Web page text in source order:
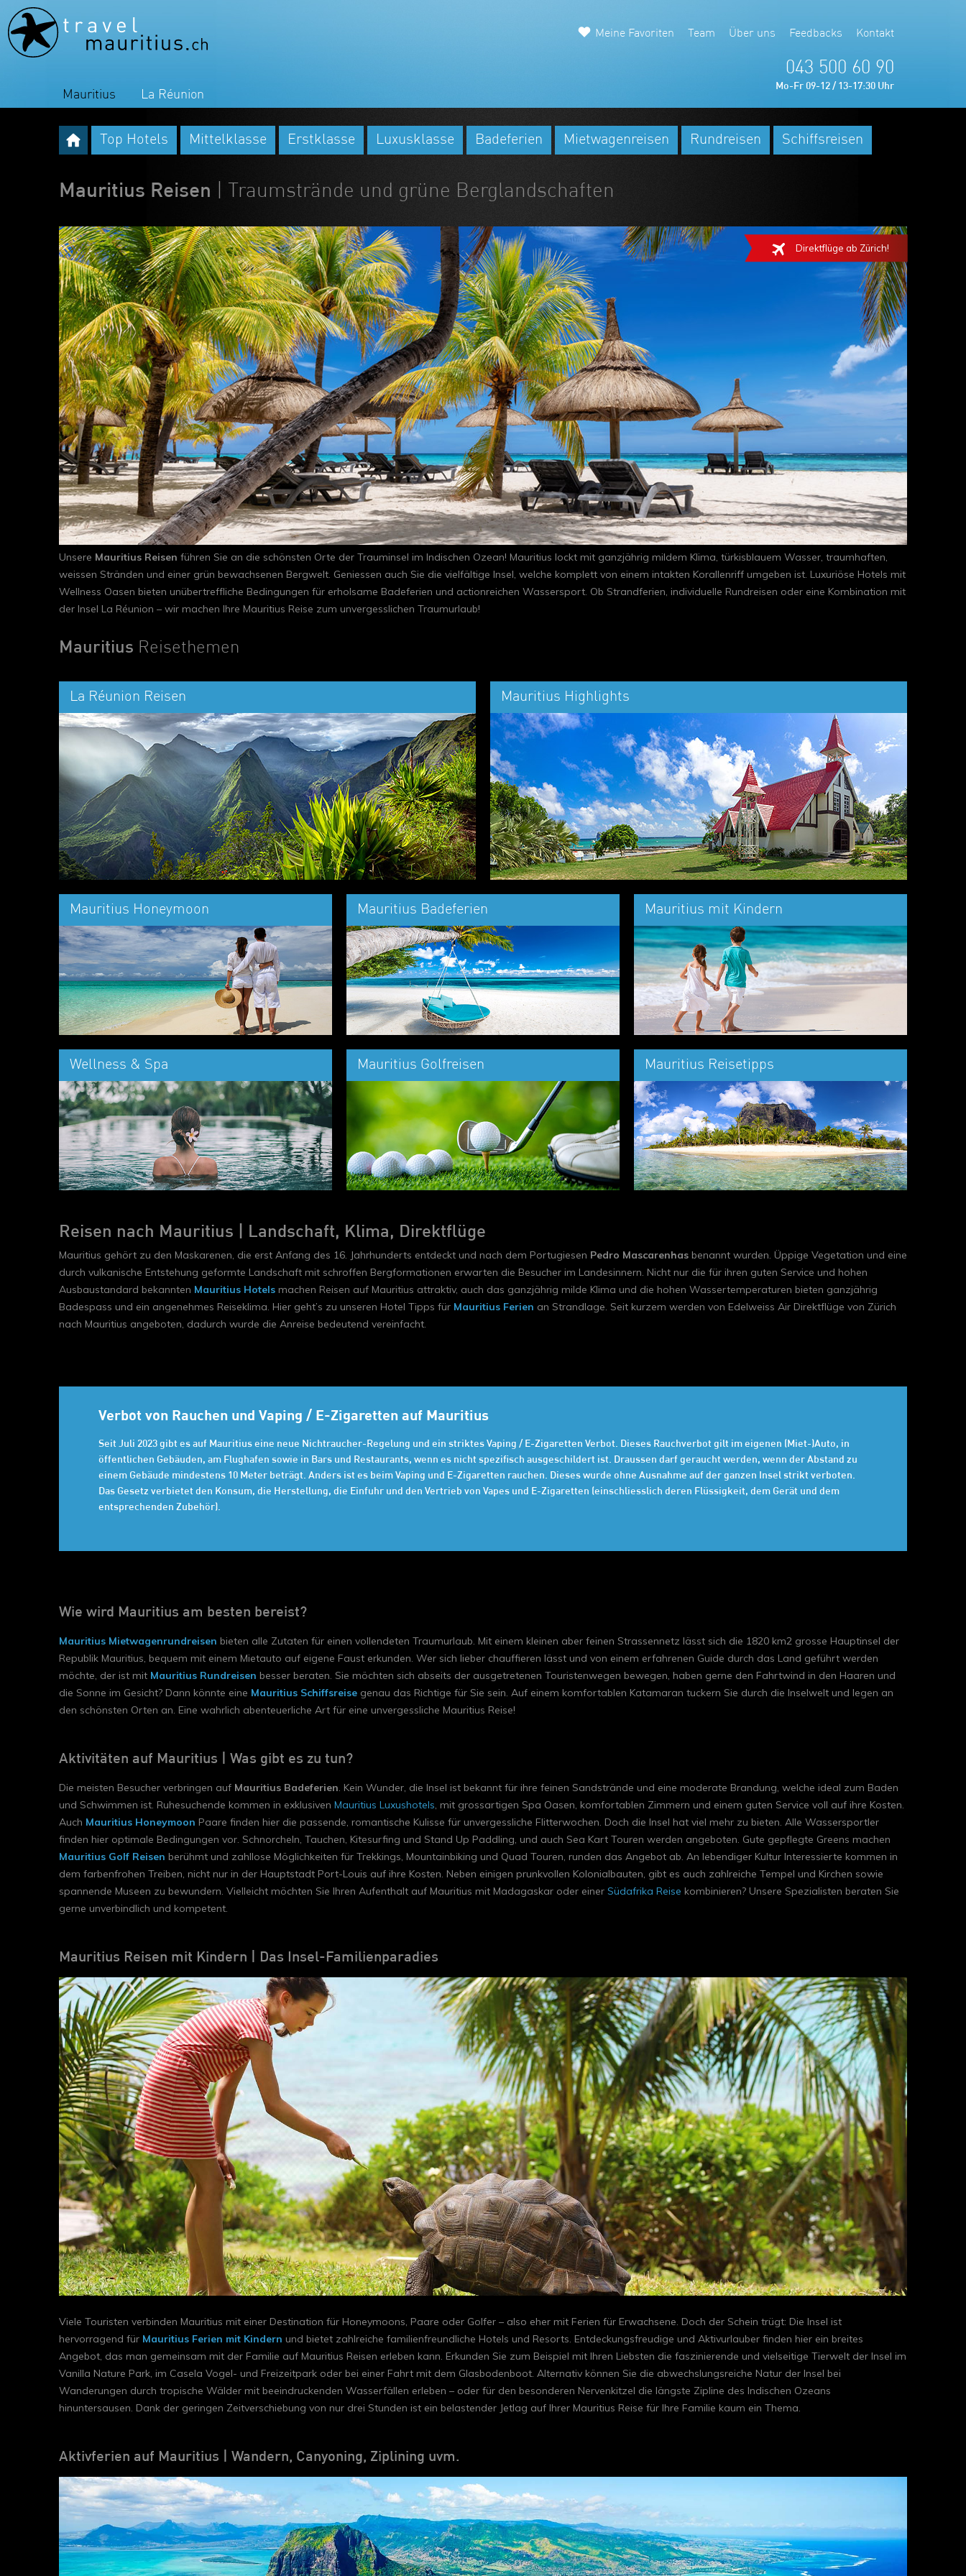
Mauritius La Réunion
Meine Favoriten Team Über uns Feedbacks Kontakt
043 500 60 90
Mo-Fr 09-12 / 13-17:30 Uhr
Top Hotels Mittelklasse Erstklasse Luxusklasse Badeferien Mietwagenreisen Rundreisen Schiffsreisen
Mauritius Reisen | Traumstrände und grüne Berglandschaften
Direktflüge ab Zürich!
Unsere Mauritius Reisen führen Sie an die schönsten Orte der Trauminsel im Indischen Ozean! Mauritius lockt mit ganzjährig mildem Klima, türkisblauem Wasser, traumhaften,
weissen Stränden und einer grün bewachsenen Bergwelt. Geniessen auch Sie die vielfältige Insel, welche komplett von einem intakten Korallenriff umgeben ist. Luxuriöse Hotels mit
Wellness Oasen bieten unübertreffliche Bedingungen für erholsame Badeferien und actionreichen Wassersport. Ob Strandferien, individuelle Rundreisen oder eine Kombination mit
der Insel La Réunion – wir machen Ihre Mauritius Reise zum unvergesslichen Traumurlaub!
Mauritius Reisethemen
La Réunion Reisen Mauritius Highlights
Mauritius Honeymoon Mauritius Badeferien Mauritius mit Kindern
Wellness & Spa Mauritius Golfreisen Mauritius Reisetipps
Reisen nach Mauritius | Landschaft, Klima, Direktflüge
Mauritius gehört zu den Maskarenen, die erst Anfang des 16. Jahrhunderts entdeckt und nach dem Portugiesen Pedro Mascarenhas benannt wurden. Üppige Vegetation und eine
durch vulkanische Entstehung geformte Landschaft mit schroffen Bergformationen erwarten die Besucher im Landesinnern. Nicht nur die für ihren guten Service und hohen
Ausbaustandard bekannten Mauritius Hotels machen Reisen auf Mauritius attraktiv, auch das ganzjährig milde Klima und die hohen Wassertemperaturen bieten ganzjährig
Badespass und ein angenehmes Reiseklima. Hier geht’s zu unseren Hotel Tipps für Mauritius Ferien an Strandlage. Seit kurzem werden von Edelweiss Air Direktflüge von Zürich
nach Mauritius angeboten, dadurch wurde die Anreise bedeutend vereinfacht.
Verbot von Rauchen und Vaping / E-Zigaretten auf Mauritius
Seit Juli 2023 gibt es auf Mauritius eine neue Nichtraucher-Regelung und ein striktes Vaping / E-Zigaretten Verbot. Dieses Rauchverbot gilt im eigenen (Miet-)Auto, in
öffentlichen Gebäuden, am Flughafen sowie in Bars und Restaurants, wenn es nicht spezifisch ausgeschildert ist. Draussen darf geraucht werden, wenn der Abstand zu
einem Gebäude mindestens 10 Meter beträgt. Anders ist es beim Vaping und E-Zigaretten rauchen. Dieses wurde ohne Ausnahme auf der ganzen Insel strikt verboten.
Das Gesetz verbietet den Konsum, die Herstellung, die Einfuhr und den Vertrieb von Vapes und E-Zigaretten (einschliesslich deren Flüssigkeit, dem Gerät und dem
entsprechenden Zubehör).
Wie wird Mauritius am besten bereist?
Mauritius Mietwagenrundreisen bieten alle Zutaten für einen vollendeten Traumurlaub. Mit einem kleinen aber feinen Strassennetz lässt sich die 1820 km2 grosse Hauptinsel der
Republik Mauritius, bequem mit einem Mietauto auf eigene Faust erkunden. Wer sich lieber chauffieren lässt und von einem erfahrenen Guide durch das Land geführt werden
möchte, der ist mit Mauritius Rundreisen besser beraten. Sie möchten sich abseits der ausgetretenen Touristenwegen bewegen, haben gerne den Fahrtwind in den Haaren und
die Sonne im Gesicht? Dann könnte eine Mauritius Schiffsreise genau das Richtige für Sie sein. Auf einem komfortablen Katamaran tuckern Sie durch die Inselwelt und legen an
den schönsten Orten an. Eine wahrlich abenteuerliche Art für eine unvergessliche Mauritius Reise!
Aktivitäten auf Mauritius | Was gibt es zu tun?
Die meisten Besucher verbringen auf Mauritius Badeferien. Kein Wunder, die Insel ist bekannt für ihre feinen Sandstrände und eine moderate Brandung, welche ideal zum Baden
und Schwimmen ist. Ruhesuchende kommen in exklusiven Mauritius Luxushotels, mit grossartigen Spa Oasen, komfortablen Zimmern und einem guten Service voll auf ihre Kosten.
Auch Mauritius Honeymoon Paare finden hier die passende, romantische Kulisse für unvergessliche Flitterwochen. Doch die Insel hat viel mehr zu bieten. Alle Wassersportler
finden hier optimale Bedingungen vor. Schnorcheln, Tauchen, Kitesurfing und Stand Up Paddling, und auch Sea Kart Touren werden angeboten. Gute gepflegte Greens machen
Mauritius Golf Reisen berühmt und zahllose Möglichkeiten für Trekkings, Mountainbiking und Quad Touren, runden das Angebot ab. An lebendiger Kultur Interessierte kommen in
dem farbenfrohen Treiben, nicht nur in der Hauptstadt Port-Louis auf ihre Kosten. Neben einigen prunkvollen Kolonialbauten, gibt es auch zahlreiche Tempel und Kirchen sowie
spannende Museen zu bewundern. Vielleicht möchten Sie Ihren Aufenthalt auf Mauritius mit Madagaskar oder einer Südafrika Reise kombinieren? Unsere Spezialisten beraten Sie
gerne unverbindlich und kompetent.
Mauritius Reisen mit Kindern | Das Insel-Familienparadies
Viele Touristen verbinden Mauritius mit einer Destination für Honeymoons, Paare oder Golfer – also eher mit Ferien für Erwachsene. Doch der Schein trügt: Die Insel ist
hervorragend für Mauritius Ferien mit Kindern und bietet zahlreiche familienfreundliche Hotels und Resorts. Entdeckungsfreudige und Aktivurlauber finden hier ein breites
Angebot, das man gemeinsam mit der Familie auf Mauritius Reisen erleben kann. Erkunden Sie zum Beispiel mit Ihren Liebsten die faszinierende und vielseitige Tierwelt der Insel im
Vanilla Nature Park, im Casela Vogel- und Freizeitpark oder bei einer Fahrt mit dem Glasbodenboot. Alternativ können Sie die abwechslungsreiche Natur der Insel bei
Wanderungen durch tropische Wälder mit beeindruckenden Wasserfällen erleben – oder für den besonderen Nervenkitzel die längste Zipline des Indischen Ozeans
hinuntersausen. Dank der geringen Zeitverschiebung von nur drei Stunden ist ein belastender Jetlag auf Ihrer Mauritius Reise für Ihre Familie kaum ein Thema.
Aktivferien auf Mauritius | Wandern, Canyoning, Ziplining uvm.